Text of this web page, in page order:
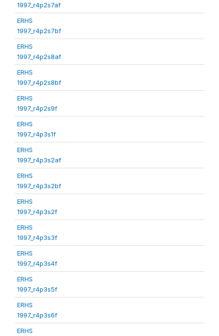
1997_r4p2s7af
ERHS
1997_r4p2s7bf
ERHS
1997_r4p2s8af
ERHS
1997_r4p2s8bf
ERHS
1997_r4p2s9f
ERHS
1997_r4p3s1f
ERHS
1997_r4p3s2af
ERHS
1997_r4p3s2bf
ERHS
1997_r4p3s2f
ERHS
1997_r4p3s3f
ERHS
1997_r4p3s4f
ERHS
1997_r4p3s5f
ERHS
1997_r4p3s6f
ERHS